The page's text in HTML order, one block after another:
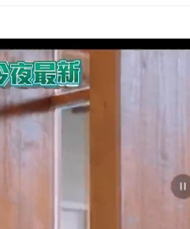
壹氣象／白海
泰國傳嚴重校